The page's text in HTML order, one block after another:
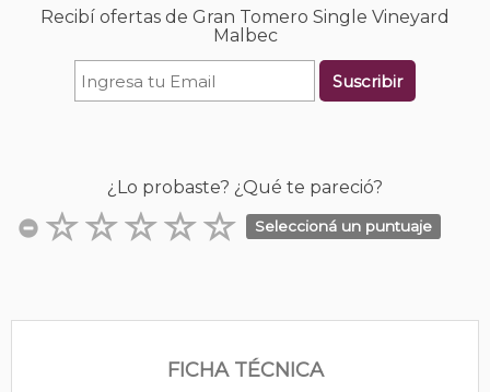
Recibí ofertas de Gran Tomero Single Vineyard
Malbec
Suscribir
¿Lo probaste? ¿Qué te pareció?
Seleccioná un puntuaje
FICHA TÉCNICA